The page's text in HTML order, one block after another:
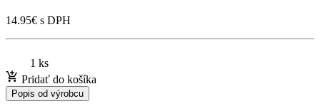
14.95€ s DPH
1 ks
Pridať do košíka
Popis od výrobcu